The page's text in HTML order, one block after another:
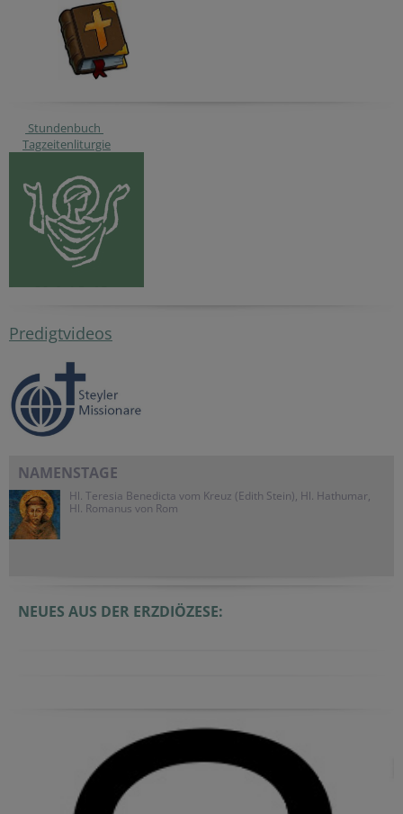
Stundenbuch
Tagzeitenliturgie
Predigtvideos
NAMENSTAGE
Hl. Teresia Benedicta vom Kreuz (Edith Stein), Hl. Hathumar,
Hl. Romanus von Rom
NEUES AUS DER ERZDIÖZESE: